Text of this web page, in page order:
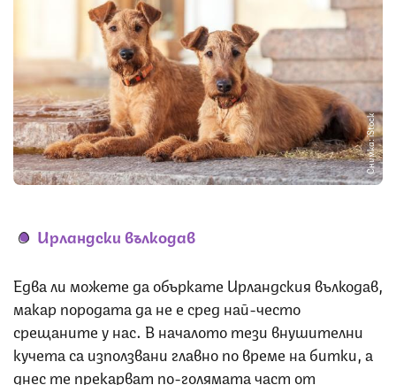
Снимка: iStock
Ирландски вълкодав
Едва ли можете да объркате Ирландския вълкодав,
макар породата да не е сред най-често
срещаните у нас. В началото тези внушителни
кучета са използвани главно по време на битки, а
днес те прекарват по-голямата част от